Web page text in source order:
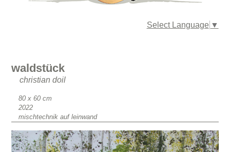
Select Language ▼
waldstück
christian doil
Format
80 x 60 cm
Erscheinungsjahr
2022
Material
mischtechnik auf leinwand